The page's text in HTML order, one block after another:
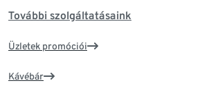
További szolgáltatásaink
Üzletek promóciói
Kávébár